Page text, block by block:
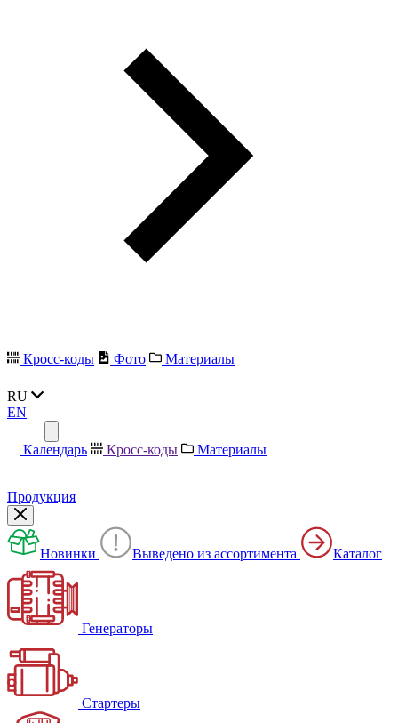
Кросс-коды Фото Материалы
RU
EN
Календарь Кросс-коды Материалы
Продукция
Новинки Выведено из ассортимента Каталог
Генераторы
Стартеры